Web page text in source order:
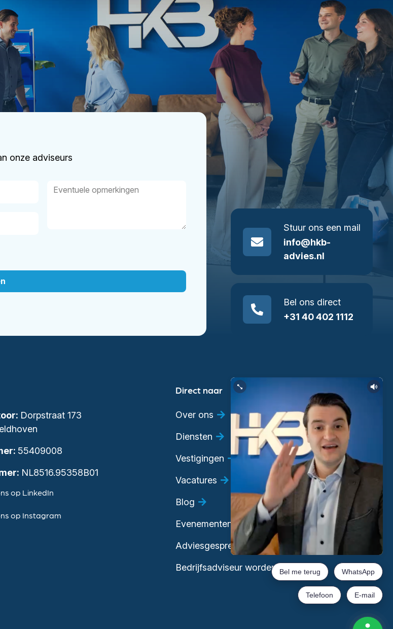
onze adviseurs
Stuur ons een mail
info@hkb-
advies.nl
Bel ons direct
+31 40 402 1112
Dorpstraat 173
55409008
NL8516.95358B01
op LinkedIn
op Instagram
Direct naar
Over ons
Diensten
Vestigingen
Vacatures
Blog
Evenementen
Adviesgesprek
Bedrijfsadviseur worden